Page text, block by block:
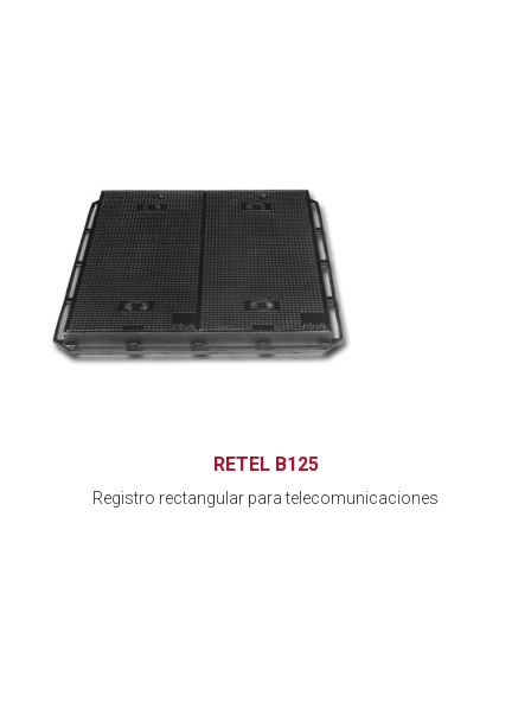
RETEL B125
Registro rectangular para telecomunicaciones